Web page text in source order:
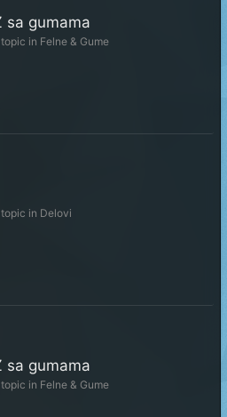
sa gumama
in Felne & Gume
in Delovi
sa gumama
in Felne & Gume